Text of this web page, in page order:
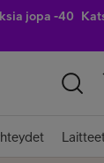
jopa -40
WHOLESALE